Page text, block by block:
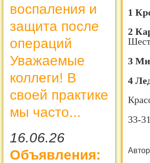
воспаления и
защита после
операций
Уважаемые
коллеги! В
своей практике
мы часто...
16.06.26
Объявления:
1
2
3
4
33-